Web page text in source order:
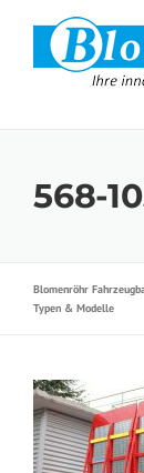
Skip to content
568-
Blomenröhr
Typen & Modelle